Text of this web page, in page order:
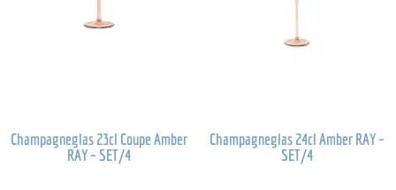
Champagneglas 23cl Coupe Amber
RAY – SET/4
Champagneglas 24cl Amber RAY –
SET/4